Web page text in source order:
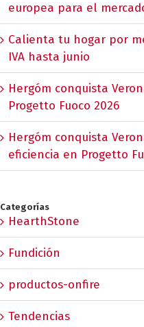
europea para el
Calienta tu hogar por
IVA hasta junio
Hergóm conquista
Progetto Fuoco 2026
Hergóm conquista
eficiencia en Progetto
Categorías
HearthStone
Fundición
productos-onfire
Tendencias